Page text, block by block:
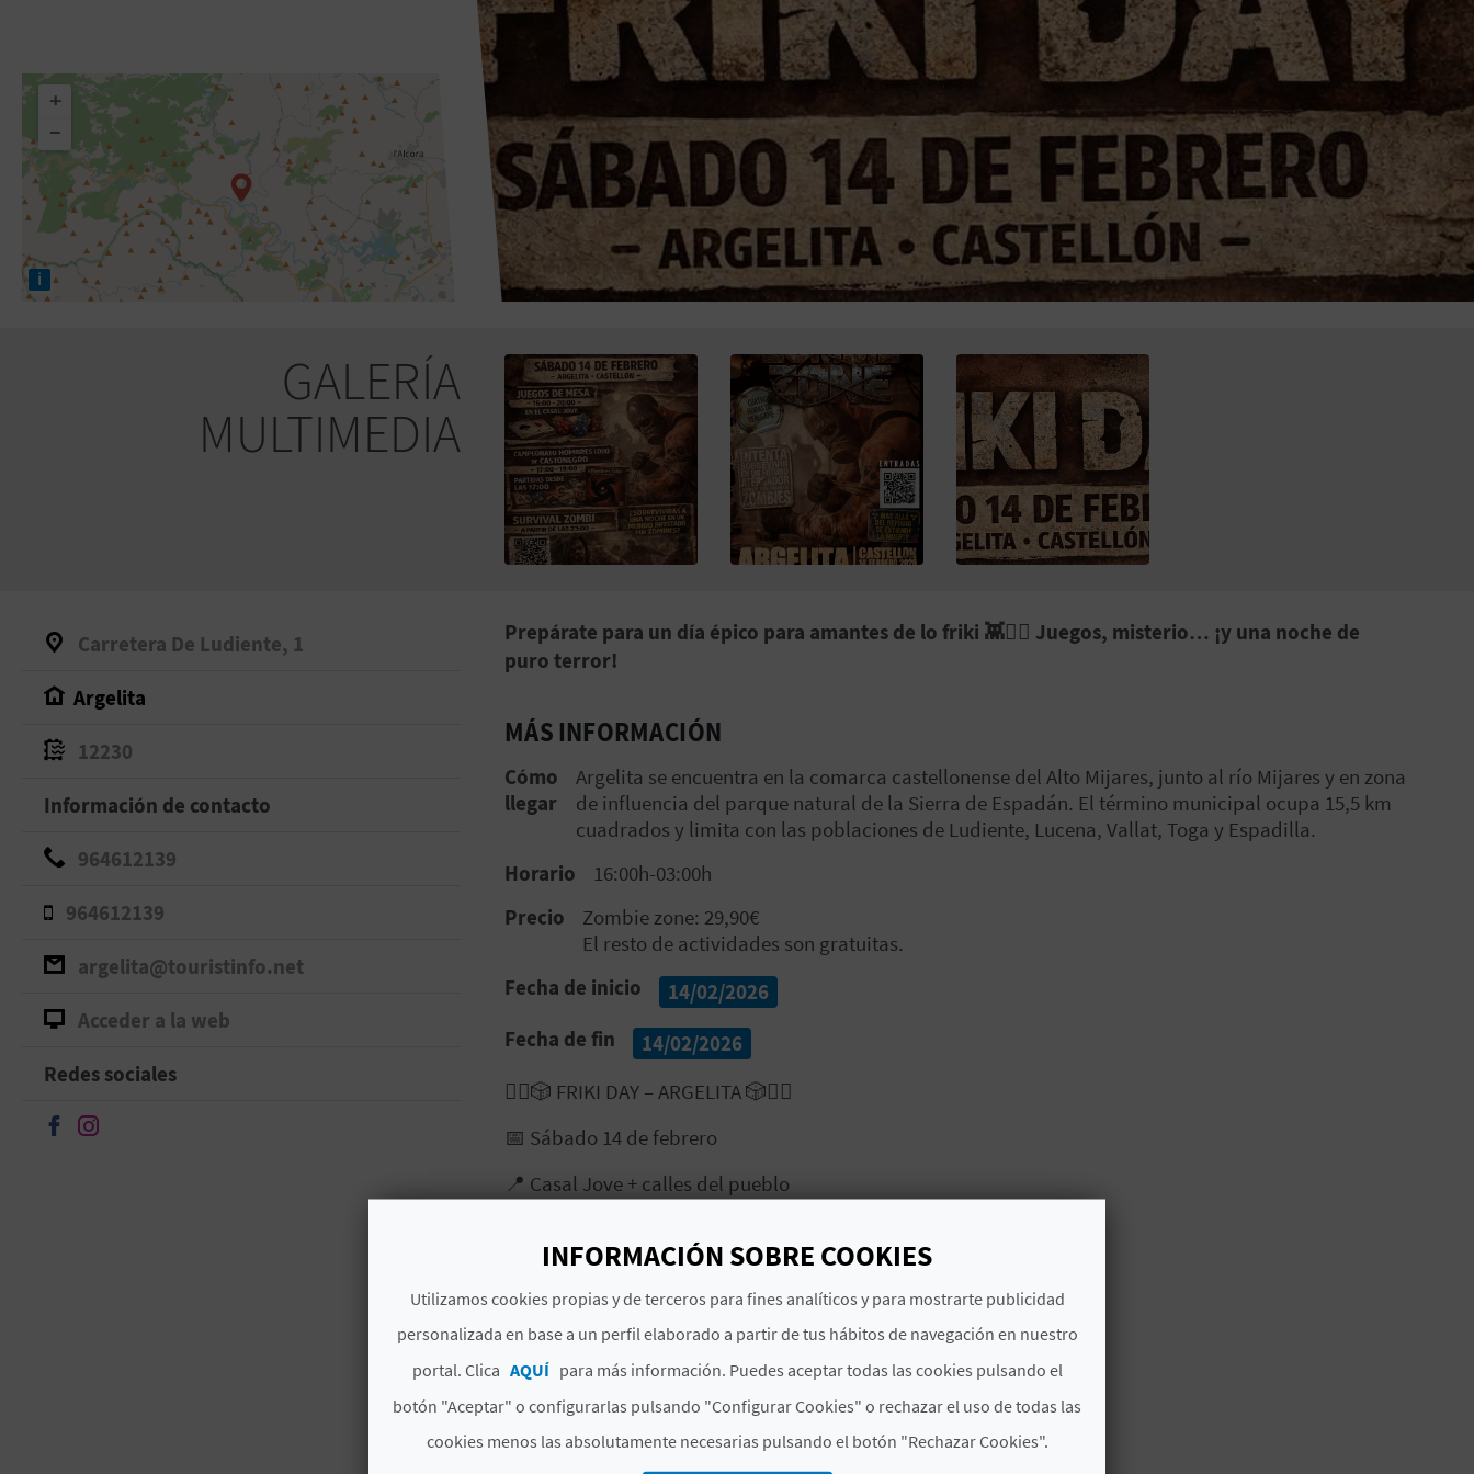
+
−
i
GALERÍA
MULTIMEDIA
Carretera De Ludiente, 1
Argelita
12230
Información de contacto
964612139
964612139
argelita@touristinfo.net
Acceder a la web
Redes sociales
Seguir en Facebook
Prepárate para un día épico para amantes de lo friki 👾🧙‍♂️ Juegos, misterio… ¡y una noche de
puro terror!
MÁS INFORMACIÓN
Cómo
llegar
Argelita se encuentra en la comarca castellonense del Alto Mijares, junto al río Mijares y en zona
de influencia del parque natural de la Sierra de Espadán. El término municipal ocupa 15,5 km
cuadrados y limita con las poblaciones de Ludiente, Lucena, Vallat, Toga y Espadilla.
Horario
16:00h-03:00h
Precio
Zombie zone: 29,90€
El resto de actividades son gratuitas.
Fecha de inicio
14/02/2026
Fecha de fin
14/02/2026
🧟‍♂️🎲 FRIKI DAY – ARGELITA 🎲🧟‍♀️
📅 Sábado 14 de febrero
📍 Casal Jove + calles del pueblo
🎲 Juegos de mesa para todos los niveles
🕔 De 17:00 a 19:00
🐺 Campeonato de “Los Hombres Lobo de Castronegro”
INFORMACIÓN SOBRE COOKIES
Utilizamos cookies propias y de terceros para fines analíticos y para mostrarte publicidad
personalizada en base a un perfil elaborado a partir de tus hábitos de navegación en nuestro
portal. Clica AQUÍ para más información. Puedes aceptar todas las cookies pulsando el
botón "Aceptar" o configurarlas pulsando "Configurar Cookies" o rechazar el uso de todas las
cookies menos las absolutamente necesarias pulsando el botón "Rechazar Cookies".